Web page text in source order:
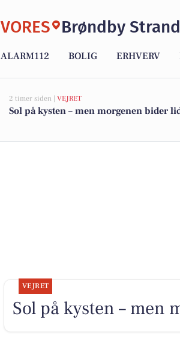
VORES Brøndby Strand
ALARM112 BOLIG ERHVERV
2 timer siden | VEJRET
Sol på kysten – men morgenen bider
VEJRET
Sol på kysten – men